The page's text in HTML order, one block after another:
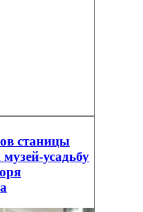
станицы
усадьбу